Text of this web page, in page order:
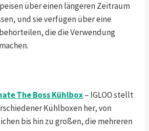
über einen längeren Zeitraum
und sie verfügen über eine
die die Verwendung
The Boss Kühlbox– IGLOO stellt
Kühlboxen her, von
bis hin zu großen, die mehreren